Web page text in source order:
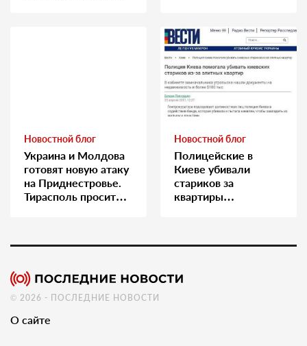
Новостной блог
Украина и Молдова
готовят новую атаку
на Приднестровье.
Тирасполь просит
Новостной блог
Полицейские в
Киеве убивали
стариков за
квартиры…
© 2026 - ПОСЛЕДНИЕ НОВОСТИ
О сайте